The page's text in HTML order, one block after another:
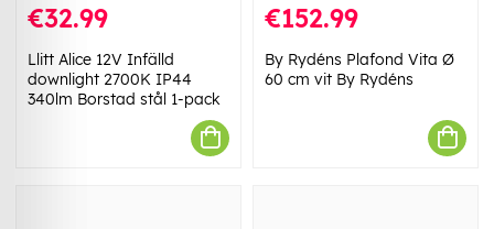
€32.99
Llitt Alice 12V Infälld
downlight 2700K IP44
340lm Borstad stål 1-pack
€152.99
By Rydéns Plafond Vita Ø
60 cm vit By Rydéns